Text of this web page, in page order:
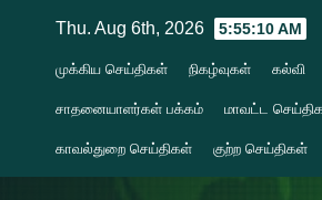
content
Thu. Aug 6th, 2026 5:55:12 AM
முக்கிய செய்திகள் நிகழ்வுகள் கல்வி
சாதனையாளர்கள் பக்கம் மாவட்ட
காவல்துறை செய்திகள் குற்ற செய்திகள்